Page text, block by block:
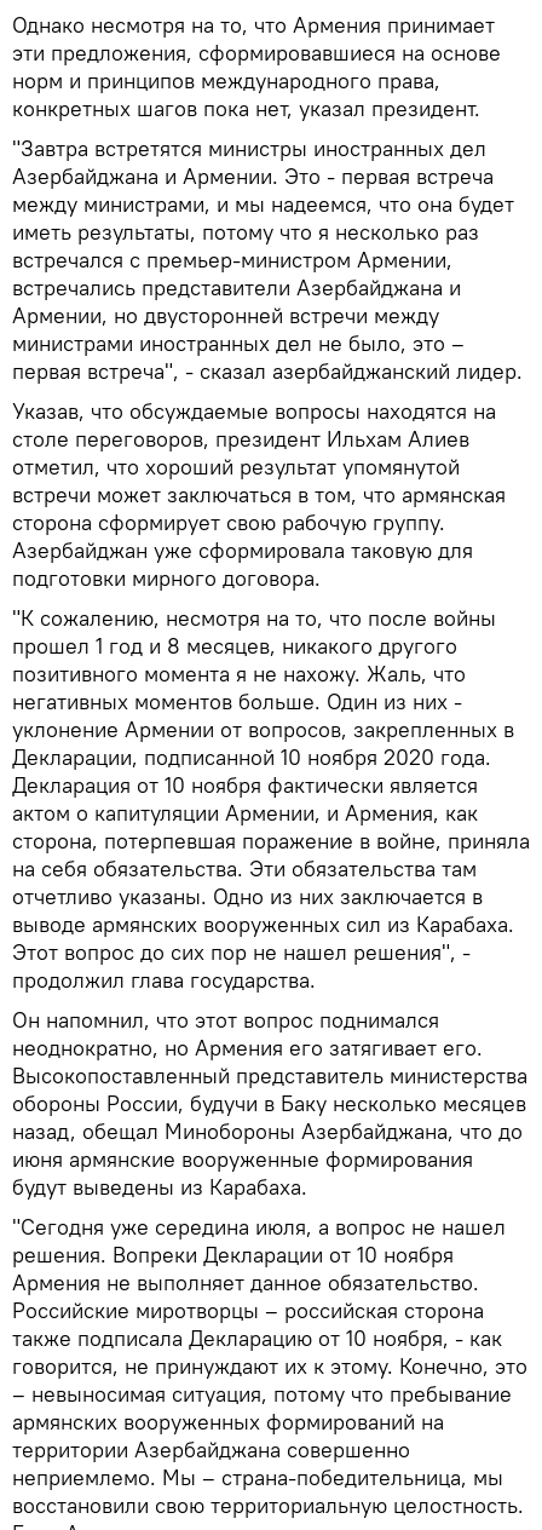
Однако несмотря на то, что Армения принимает
эти предложения, сформировавшиеся на основе
норм и принципов международного права,
конкретных шагов пока нет, указал президент.
"Завтра встретятся министры иностранных дел
Азербайджана и Армении. Это - первая встреча
между министрами, и мы надеемся, что она будет
иметь результаты, потому что я несколько раз
встречался с премьер-министром Армении,
встречались представители Азербайджана и
Армении, но двусторонней встречи между
министрами иностранных дел не было, это –
первая встреча", - сказал азербайджанский лидер.
Указав, что обсуждаемые вопросы находятся на
столе переговоров, президент Ильхам Алиев
отметил, что хороший результат упомянутой
встречи может заключаться в том, что армянская
сторона сформирует свою рабочую группу.
Азербайджан уже сформировала таковую для
подготовки мирного договора.
"К сожалению, несмотря на то, что после войны
прошел 1 год и 8 месяцев, никакого другого
позитивного момента я не нахожу. Жаль, что
негативных моментов больше. Один из них -
уклонение Армении от вопросов, закрепленных в
Декларации, подписанной 10 ноября 2020 года.
Декларация от 10 ноября фактически является
актом о капитуляции Армении, и Армения, как
сторона, потерпевшая поражение в войне, приняла
на себя обязательства. Эти обязательства там
отчетливо указаны. Одно из них заключается в
выводе армянских вооруженных сил из Карабаха.
Этот вопрос до сих пор не нашел решения", -
продолжил глава государства.
Он напомнил, что этот вопрос поднимался
неоднократно, но Армения его затягивает его.
Высокопоставленный представитель министерства
обороны России, будучи в Баку несколько месяцев
назад, обещал Минобороны Азербайджана, что до
июня армянские вооруженные формирования
будут выведены из Карабаха.
"Сегодня уже середина июля, а вопрос не нашел
решения. Вопреки Декларации от 10 ноября
Армения не выполняет данное обязательство.
Российские миротворцы – российская сторона
также подписала Декларацию от 10 ноября, - как
говорится, не принуждают их к этому. Конечно, это
– невыносимая ситуация, потому что пребывание
армянских вооруженных формирований на
территории Азербайджана совершенно
неприемлемо. Мы – страна-победительница, мы
восстановили свою территориальную целостность.